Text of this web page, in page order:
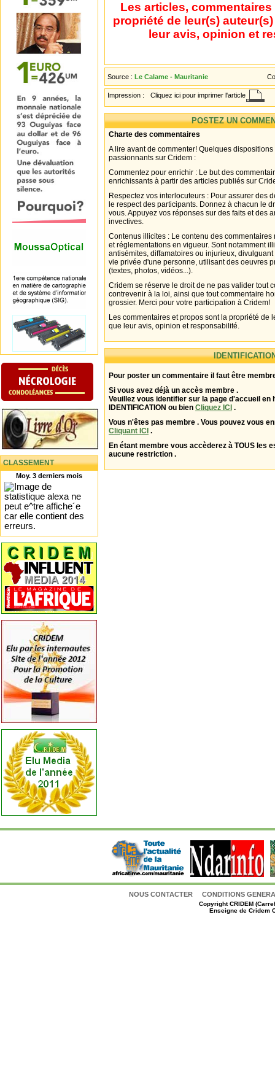
CLASSEMENT
Moy. 3 derniers mois
Les articles,
propriété de leur(s)
leur avis, opinion et
Source : Le Calame - Mauritanie
Impression : Cliquez ici pour imprimer l'article
POSTEZ UN
Charte des commentaires
A lire avant de commenter! Quelques
passionnants sur Cridem :
Commentez pour enrichir : Le but des
enrichissants à partir des articles publiés sur
Respectez vos interlocuteurs : Pour assurer des
le respect des participants. Donnez à chacun le
vous. Appuyez vos réponses sur des faits et des
invectives.
Contenus illicites : Le contenu des
et réglementations en vigueur. Sont notamment
antisémites, diffamatoires ou injurieux,
vie privée d'une personne, utilisant des oeuvres
(textes, photos, vidéos...).
Cridem se réserve le droit de ne pas valider tout
contrevenir à la loi, ainsi que tout commentaire
grossier. Merci pour votre participation à Cridem!
Les commentaires et propos sont la propriété de
que leur avis, opinion et responsabilité.
Pour poster un commentaire il faut être
Si vous avez déjà un accès membre .
Veuillez vous identifier sur la page d'accueil en
IDENTIFICATION ou bien Cliquez ICI .
Vous n'êtes pas membre . Vous pouvez vous
Cliquant ICI .
En étant membre vous accèderez à TOUS les
aucune restriction .
NOUS CONTACTER CONDITIONS
CopyrightCRIDEM
Enseigne de Cridem